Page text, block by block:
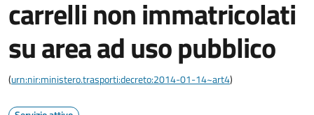
carrelli non immatricolati
su area ad uso pubblico
(urn:nir:ministero.trasporti:decreto:2014-01-14~art4)